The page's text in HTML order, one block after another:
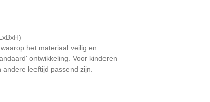
het materiaal veilig en
ontwikkeling. Voor kinderen
leeftijd passend zijn.